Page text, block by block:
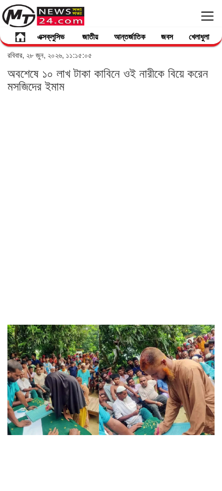
এক্সক্লুসিভ জাতীয় আন্তর্জাতিক জবস খেলাধুলা
রবিবার, ২৮ জুন, ২০২৬, ১১:১৫:০৫
অবশেষে ১০ লাখ টাকা কাবিনে ওই নারীকে বিয়ে করেন
মসজিদের ইমাম